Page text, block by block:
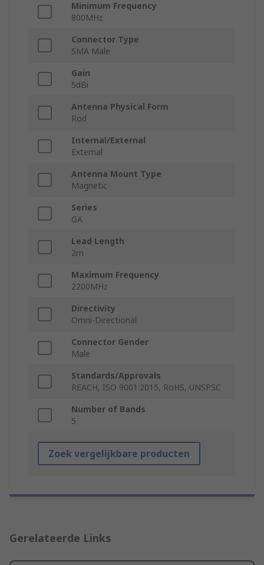
Minimum Frequency
800MHz
Connector Type
SMA Male
Gain
5dBi
Antenna Physical Form
Rod
Internal/External
External
Antenna Mount Type
Magnetic
Series
GA
Lead Length
2m
Maximum Frequency
2200MHz
Directivity
Omni-Directional
Connector Gender
Male
Standards/Approvals
REACH, ISO 9001:2015, RoHS, UNSPSC
Number of Bands
5
Zoek vergelijkbare producten
Gerelateerde Links